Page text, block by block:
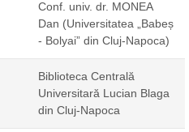
Conf. univ. dr. MONEA
Dan (Universitatea „Babeș
- Bolyai” din Cluj-Napoca)
Biblioteca Centrală
Universitară Lucian Blaga
din Cluj-Napoca